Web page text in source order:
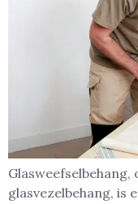
Glasweefselbehang,
glasvezelbehang, is